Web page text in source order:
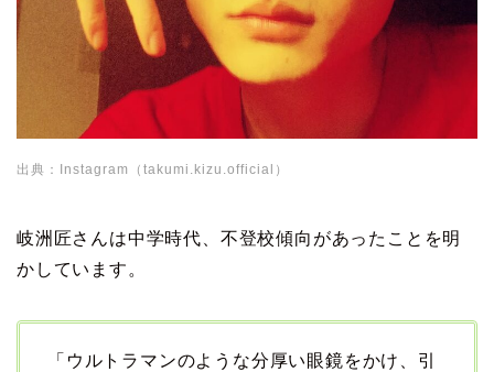
出典：Instagram（takumi.kizu.official）
岐洲匠さんは中学時代、不登校傾向があったことを明
かしています。
「ウルトラマンのような分厚い眼鏡をかけ、引